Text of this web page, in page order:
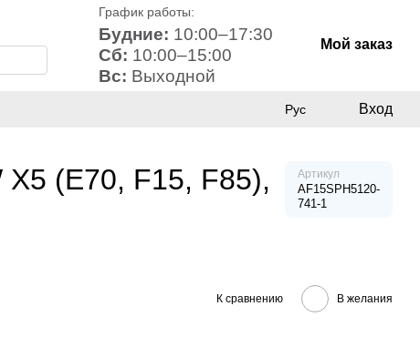
График работы:
Будние: 10:00–17:30
Сб: 10:00–15:00
Вс: Выходной
Мой заказ
Рус Вход
(E70, F15, F85),
Артикул
AF15SPH5120-
741-1
К сравнению В желания